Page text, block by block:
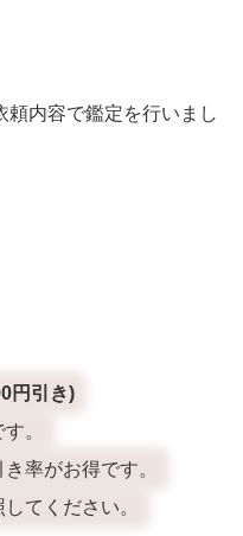
頼内容で鑑定を行いまし
円引き)
。
率がお得です。
てください。